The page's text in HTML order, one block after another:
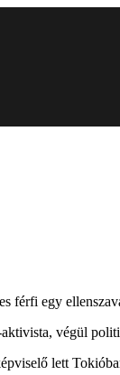
egy
végül
lett